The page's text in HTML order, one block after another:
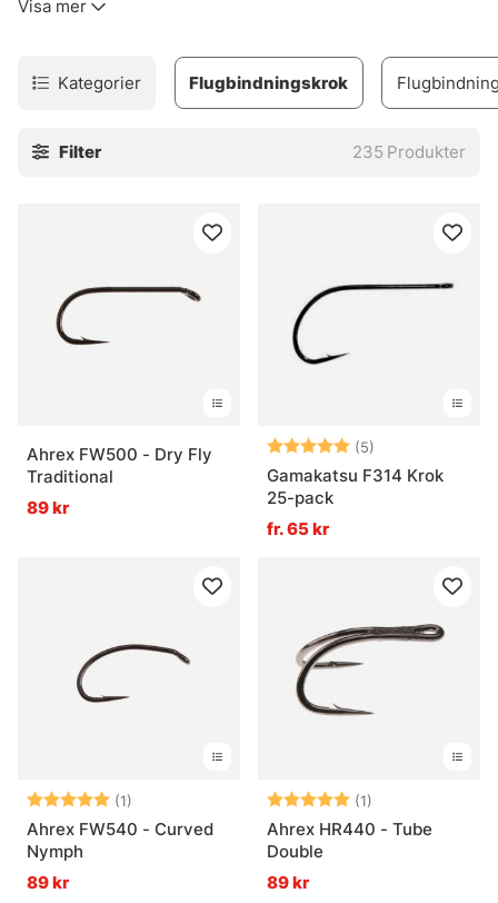
att ha plats att binda din fluga på kroken. Det finns även
jiggflugor samt trekrokar som passar fiske med tubflugor
efter lax. Är du ute efter ny flugbindningskrok till
enkelkrokar och trekrokar i varianter för en rad olika typer
Visa mer
Kategorier Flugbindningskrok
Filter 235 Produkter
Ahrex FW500 - Dry Fly
Traditional
89 kr
Betyg: (5)
Gamakatsu F314 Krok
25-pack
fr. 65 kr
Betyg: (1)
5.0 utav 5 stjärnor
Ahrex FW540 - Curved
Nymph
89 kr
Betyg: (1)
Ahrex HR440 - Tube
Double
89 kr